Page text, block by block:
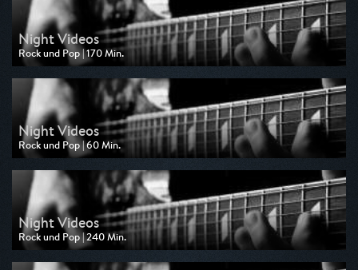
Night Videos
Rock und Pop | 170 Min.
Ausgestrahlt von MTV
am 11.08.2025, 03:10
Night Videos
Rock und Pop | 60 Min.
Ausgestrahlt von MTV
am 09.08.2025, 05:00
Night Videos
Rock und Pop | 240 Min.
Ausgestrahlt von MTV
am 08.08.2025, 02:00